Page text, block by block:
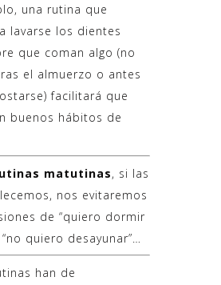
una rutina que
lavarse los dientes
que coman algo (no
el almuerzo o antes
facilitará que
buenos hábitos de
matutinas, si las
nos evitaremos
de “quiero dormir
“no quiero desayunar”…
han de